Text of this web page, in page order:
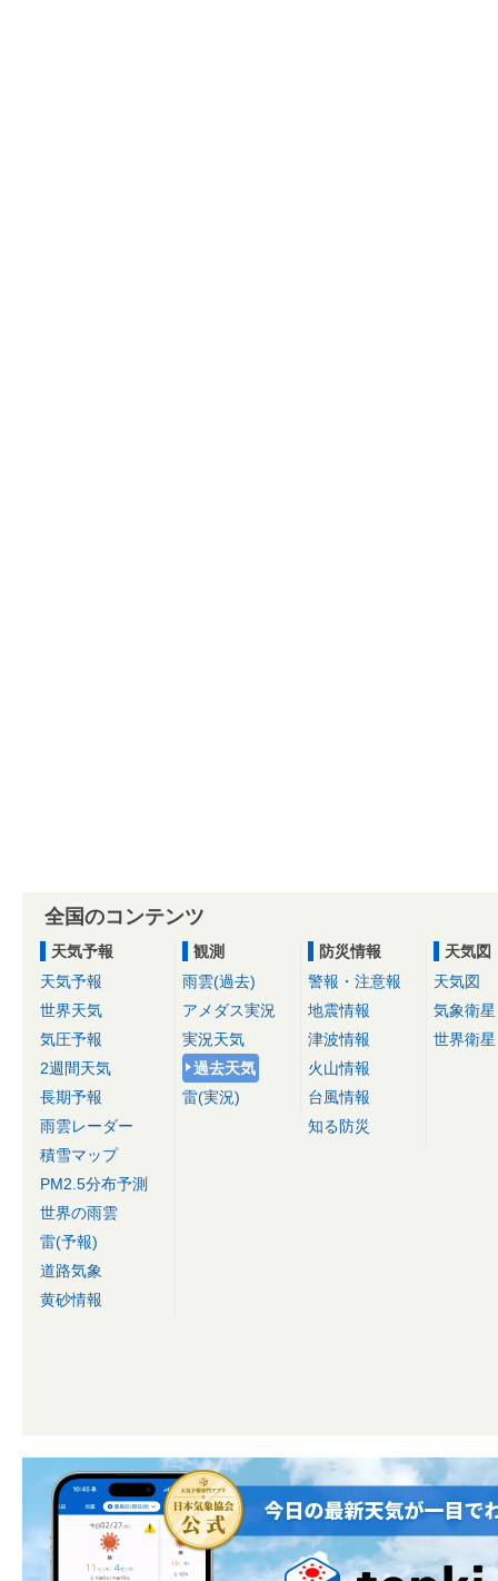
全国のコンテンツ
天気予報
天気予報
世界天気
気圧予報
2週間天気
長期予報
雨雲レーダー
積雪マップ
PM2.5分布予測
世界の雨雲
雷(予報)
道路気象
黄砂情報
観測
雨雲(過去)
アメダス実況
実況天気
過去天気
雷(実況)
防災情報
警報・注意報
地震情報
津波情報
火山情報
台風情報
知る防災
天気図
天気図
気象衛星
世界衛星